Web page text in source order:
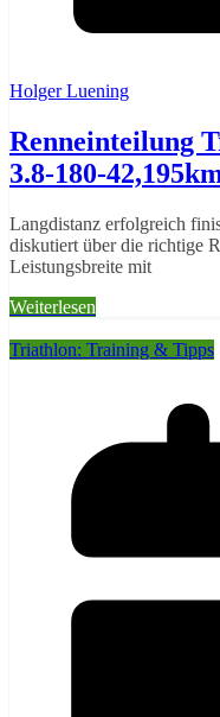
Holger Luening
Renneinteilung
3.8-180-
Langdistanz erfolgreich
diskutiert über die richtige
Leistungsbreite mit
Weiterlesen
Triathlon: Training & Tipps